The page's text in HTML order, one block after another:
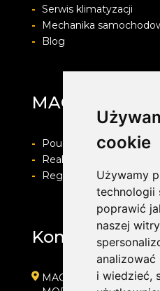
cookie
Używamy
technologii
poprawić
naszej
analizować
i wiedzieć,
- Serwis klimatyzacji
-
Mechanika
-
Blog
MAG Opony
-
Pouczenie o prawie do
-
Realizacja zamówienia i
-
Regulamin i Polityka
Kontakt
MAG Opony